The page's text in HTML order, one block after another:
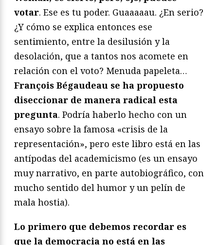
votar. Ese es tu poder. Guaaaaau. ¿En serio?
¿Y cómo se explica entonces ese
sentimiento, entre la desilusión y la
desolación, que a tantos nos acomete en
relación con el voto? Menuda papeleta…
François Bégaudeau se ha propuesto
diseccionar de manera radical esta
pregunta. Podría haberlo hecho con un
ensayo sobre la famosa «crisis de la
representación», pero este libro está en las
antípodas del academicismo (es un ensayo
muy narrativo, en parte autobiográfico, con
mucho sentido del humor y un pelín de
mala hostia).
Lo primero que debemos recordar es
que la democracia no está en las